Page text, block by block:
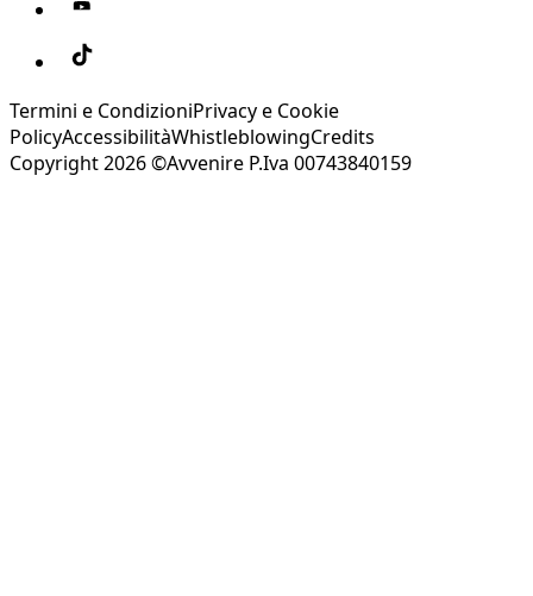
Termini e CondizioniPrivacy e Cookie
PolicyAccessibilitàWhistleblowingCredits
Copyright 2026 ©Avvenire P.Iva 00743840159